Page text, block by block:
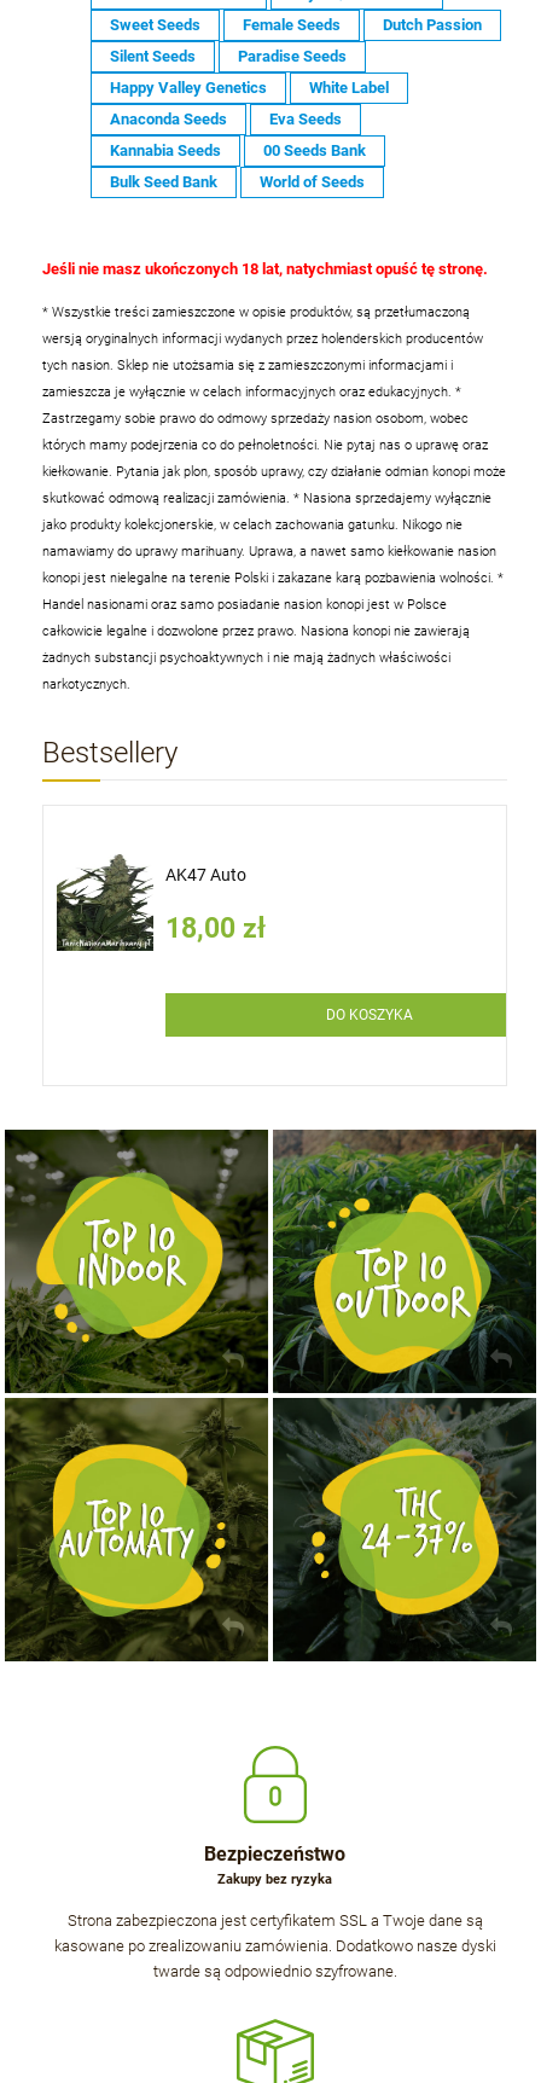
Sweet Seeds
Female Seeds
Dutch Passion
Silent Seeds
Paradise Seeds
Happy Valley Genetics
White Label
Anaconda Seeds
Eva Seeds
Kannabia Seeds
00 Seeds Bank
Bulk Seed Bank
World of Seeds
Jeśli nie masz ukończonych 18 lat, natychmiast opuść tę stronę.
* Wszystkie treści zamieszczone w opisie produktów, są przetłumaczoną
wersją oryginalnych informacji wydanych przez holenderskich producentów
tych nasion. Sklep nie utożsamia się z zamieszczonymi informacjami i
zamieszcza je wyłącznie w celach informacyjnych oraz edukacyjnych. *
Zastrzegamy sobie prawo do odmowy sprzedaży nasion osobom, wobec
których mamy podejrzenia co do pełnoletności. Nie pytaj nas o uprawę oraz
kiełkowanie. Pytania jak plon, sposób uprawy, czy działanie odmian konopi może
skutkować odmową realizacji zamówienia. * Nasiona sprzedajemy wyłącznie
jako produkty kolekcjonerskie, w celach zachowania gatunku. Nikogo nie
namawiamy do uprawy marihuany. Uprawa, a nawet samo kiełkowanie nasion
konopi jest nielegalne na terenie Polski i zakazane karą pozbawienia wolności. *
Handel nasionami oraz samo posiadanie nasion konopi jest w Polsce
całkowicie legalne i dozwolone przez prawo. Nasiona konopi nie zawierają
żadnych substancji psychoaktywnych i nie mają żadnych właściwości
narkotycznych.
Bestsellery
AK47 Auto
18,00 zł
DO KOSZYKA
NASIONA MARIHUANY TOP 10 INDOOR
KUP TERAZ NASIONA MARIHUANY TOP 10 OUTDOOR
KUP TERAZ
NASIONA MARIHUANY TOP 10 AUTOFLOWERING
KUP TERAZ MOCNE ODMIANY MARIHUANY THC OD 24 - 37%
KUP TERAZ
Bezpieczeństwo
Zakupy bez ryzyka
Strona zabezpieczona jest certyfikatem SSL a Twoje dane są
kasowane po zrealizowaniu zamówienia. Dodatkowo nasze dyski
twarde są odpowiednio szyfrowane.